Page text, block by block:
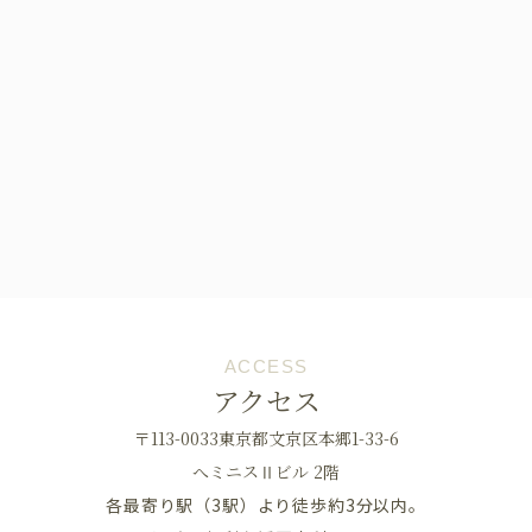
ACCESS
アクセス
〒113-0033東京都文京区本郷1-33-6
へミニスⅡビル 2階
各最寄り駅（3駅）より徒歩約3分以内。